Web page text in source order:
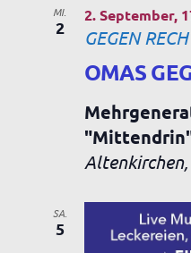
MI.
2
OMAS
2. September,
GEGEN
SA.
5